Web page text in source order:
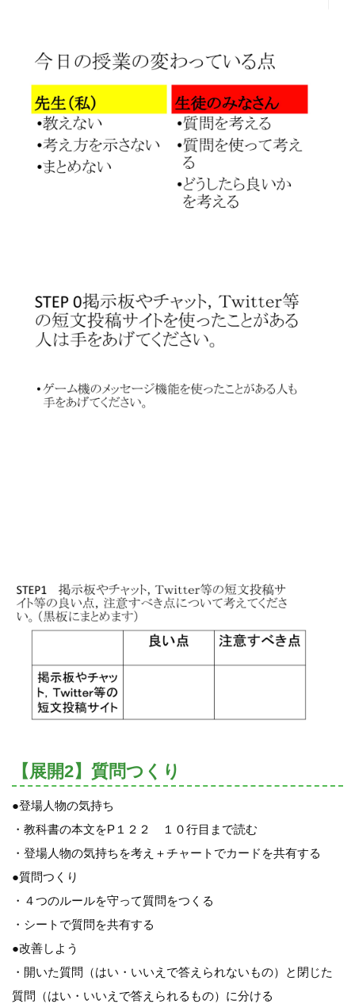
【展開2】質問つくり
●登場人物の気持ち
・教科書の本文をP１２２ １０行目まで読む
・登場人物の気持ちを考え＋チャートでカードを共有する
●質問つくり
・４つのルールを守って質問をつくる
・シートで質問を共有する
●改善しよう
・開いた質問（はい・いいえで答えられないもの）と閉じた
質問（はい・いいえで答えられるもの）に分ける